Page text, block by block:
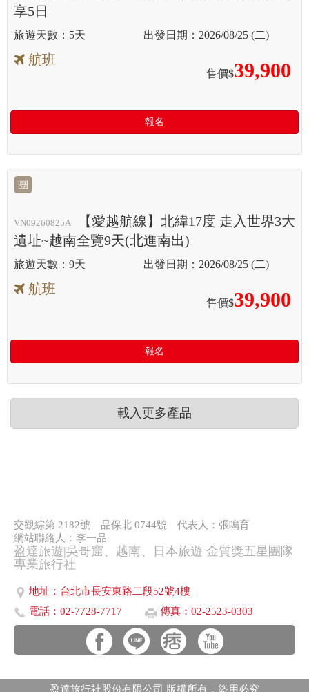
享5日
5天 2026/08/25 (二)
航班
售價$39,900
報名
團
VN09260825A
【愛越航線】北緯17度 走入世界3大
遺址~越南全覽9天(北進南出)
9天 2026/08/25 (二)
航班
售價$39,900
報名
載入更多產品
交觀綜第 2182號 品保北 0744號
代表人：張鳴育
網站聯絡人：李一品
盈達旅遊|吳哥窟、越南、日本旅遊 金質獎五星團隊
專業旅行社
地址：台北市長安東路二段52號4樓
電話：02-7728-7717
傳真：02-2523-0303
盈達旅行社股份有限公司 版權所有．盜用必究